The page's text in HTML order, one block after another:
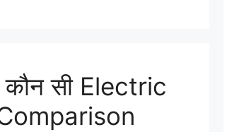
सी Electric